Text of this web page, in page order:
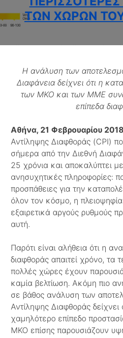
ΤΩΝ ΧΩΡΏΝ
Η ανάλυση των
Διαφάνεια δείχνει ότι η
των ΜΚΟ και των ΜΜΕ
επίπεδα
Αθήνα, 21 Φεβρουαρίου 2018
Αντίληψης Διαφθοράς (CPI)
σήμερα από την Διεθνή
25 χρόνια και αποκαλύπτει
ανησυχητικές πληροφορίες:
προσπάθειες για την
όλον τον κόσμο, η
εξαιρετικά αργούς ρυθμούς
αυτή.
Παρότι είναι αλήθεια ότι η
διαφθοράς απαιτεί χρόνο, τα
πολλές χώρες έχουν
καμία βελτίωση. Ακόμη πιο
σε βάθος ανάλυση των
Αντίληψης Διαφθοράς δείχνει
χαμηλότερο επίπεδο
ΜΚΟ επίσης παρουσιάζουν